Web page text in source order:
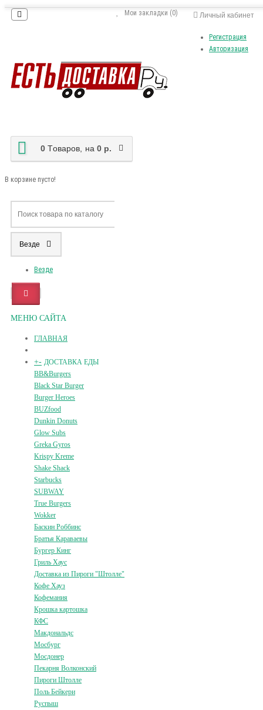
Личный кабинет
Регистрация
Авторизация
Мои закладки (0)
0 Tоваров, на 0 р.
В корзине пусто!
Везде
Везде
МЕНЮ САЙТА
ГЛАВНАЯ
+- ДОСТАВКА ЕДЫ
BB&Burgers
Black Star Burger
Burger Heroes
BUZfood
Dunkin Donuts
Glow Subs
Greka Gyros
Krispy Kreme
Shake Shack
Starbucks
SUBWAY
True Burgers
Wokker
Баскин Роббинс
Братья Караваевы
Бургер Кинг
Гриль Хаус
Доставка из Пироги "Штолле"
Кофе Хауз
Кофемания
Крошка картошка
КФС
Макдональдс
Мосбург
Мосдонер
Пекарня Волконский
Пироги Штолле
Поль Бейкери
Руспыш